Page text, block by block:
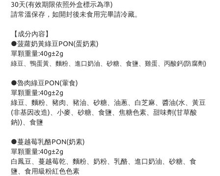
30天(有效期限依照外盒標示為準)
請常溫保存，如開封後未食用完畢請冷藏。
【成分內容】
●菠蘿奶黃綠豆PON(蛋奶素)
單顆重量:40g±2g
綠豆、鴨蛋黃、麵粉、進口奶油、砂糖、 食鹽、雞蛋、丙酸鈣(防腐劑)
●魯肉綠豆PON(葷食)
單顆重量:40g±2g
綠豆、麵粉、豬肉、 豬油、砂糖、油蔥、白芝麻、醬油(水、黃豆
(非基因改造)、小麥、砂糖、食鹽、焦糖色素、甜味劑(甘草酸
鈉))、食鹽
●蔓越莓乳酪PON(奶素)
單顆重量:40g±2g
白鳳豆、蔓越莓乾、麵粉、奶粉、乳酪、進口奶油、砂糖、食
鹽、食用級粉紅色色素